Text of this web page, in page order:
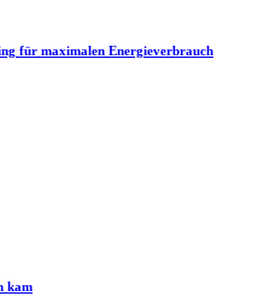
für maximalen Energieverbrauch
kam